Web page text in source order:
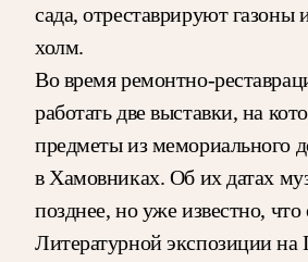
сада, отреставрируют газоны
холм.
Во время ремонтно-
работать две выставки, на
предметы из мемориального
в Хамовниках. Об их датах
позднее, но уже известно,
Литературной экспозиции на